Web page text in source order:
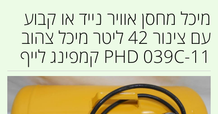
מיכל מחסן אוויר נייד או קבוע
עם צינור 42 ליטר מיכל צהוב
PHD 039C-11 קמפינג לייף